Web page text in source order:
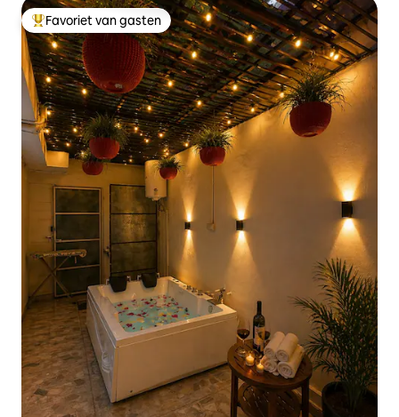
Topfavoriet van gasten
Favoriet van gasten